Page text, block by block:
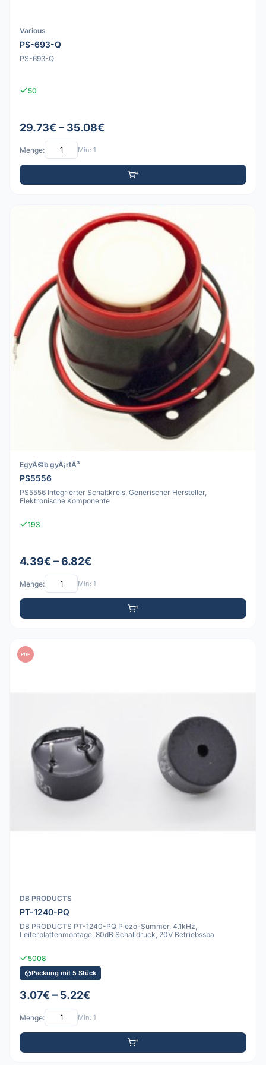
Various
PS-693-Q
PS-693-Q
50
29.73€ – 35.08€
Menge: Min: 1
EgyÃ©b gyÃ¡rtÃ³
PS5556
PS5556 Integrierter Schaltkreis, Generischer Hersteller,
Elektronische Komponente
193
4.39€ – 6.82€
Menge: Min: 1
PDF
DB PRODUCTS
PT-1240-PQ
DB PRODUCTS PT-1240-PQ Piezo-Summer, 4.1kHz,
Leiterplattenmontage, 80dB Schalldruck, 20V Betriebsspa
5008
Packung mit 5 Stück
3.07€ – 5.22€
Menge: Min: 1